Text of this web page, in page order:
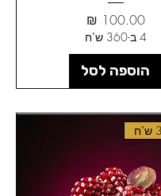
מחיר‏100.00 ‏₪
4 ב-360 ש"ח
הוספה לסל